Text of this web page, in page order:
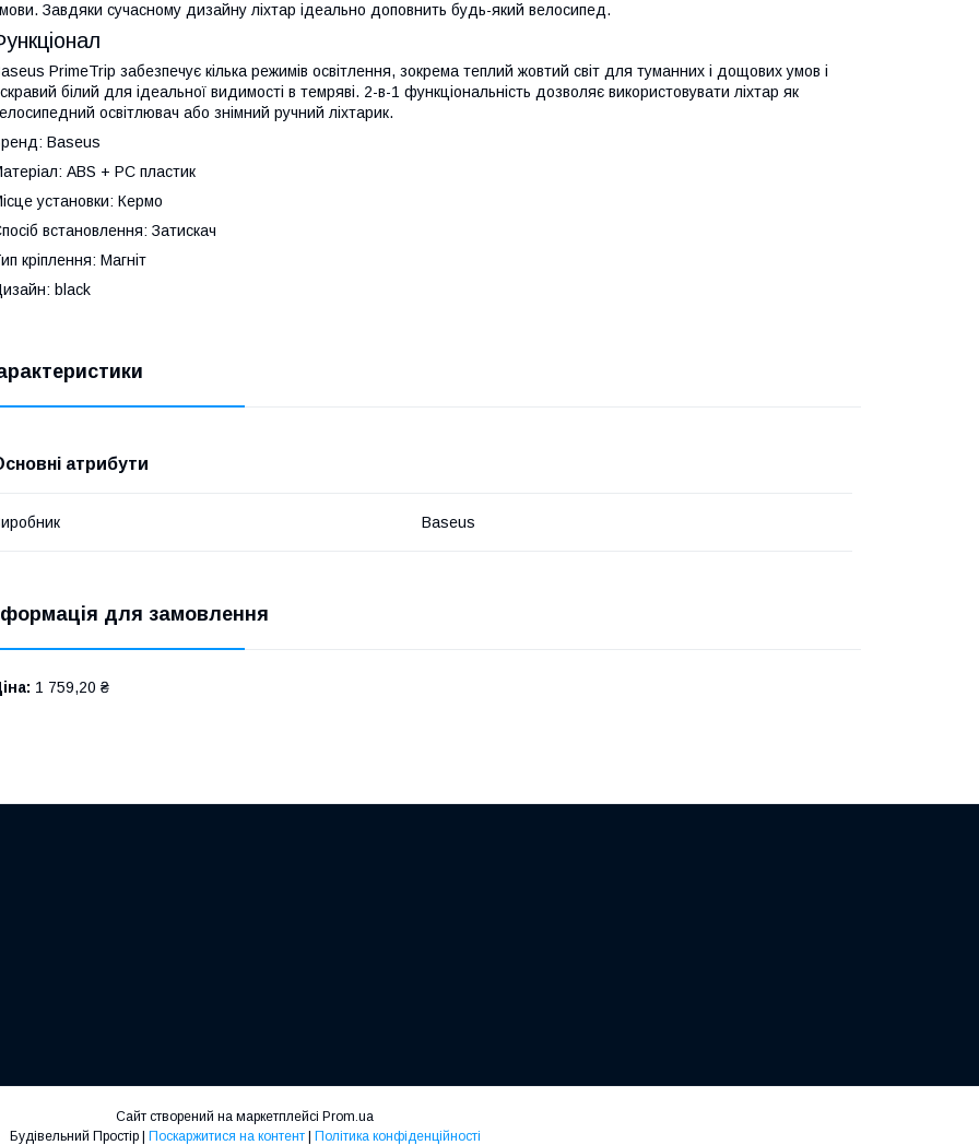
Завдяки сучасному дизайну ліхтар ідеально доповнить будь-який велосипед.
PrimeTrip забезпечує кілька режимів освітлення, зокрема теплий жовтий світ для туманних і дощових умов і
білий для ідеальної видимості в темряві. 2-в-1 функціональність дозволяє використовувати ліхтар як
освітлювач або знімний ручний ліхтарик.
Baseus
ABS + PC пластик
установки: Кермо
встановлення: Затискач
кріплення: Магніт
black
атрибути
Baseus
для замовлення
1 759,20 ₴
Сайт створений на маркетплейсі Prom.ua
Поскаржитися на контент Політика конфіденційності